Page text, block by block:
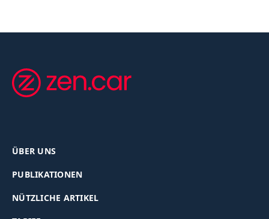
ÜBER UNS
PUBLIKATIONEN
NÜTZLICHE ARTIKEL